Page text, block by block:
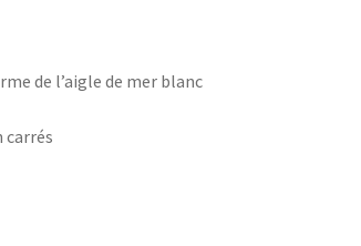
de l’aigle de mer blanc
carrés